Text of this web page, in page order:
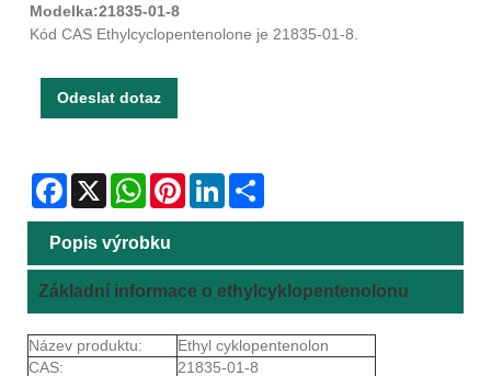
Modelka:21835-01-8
Kód CAS Ethylcyclopentenolone je 21835-01-8.
Odeslat dotaz
Facebook
X WhatsAppPinterestLinkedIn
Popis výrobku
Základní informace o ethylcyklopentenolonu
Název produktu:
Ethyl cyklopentenolon
CAS:
21835-01-8